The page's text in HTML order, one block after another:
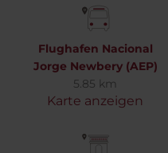
Flughafen Nacional
Jorge Newbery (AEP)
5.85 km
Karte anzeigen